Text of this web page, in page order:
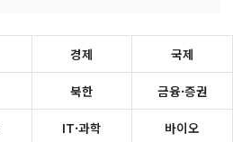
경제 국제
북한 금융·증권
IT·과학 바이오